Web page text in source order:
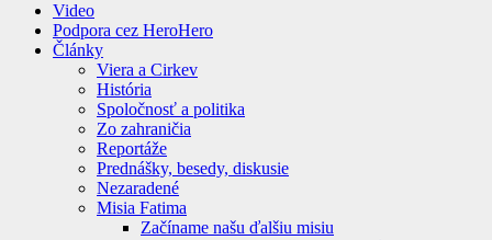
Video
Podpora cez HeroHero
Články
Viera a Cirkev
História
Spoločnosť a politika
Zo zahraničia
Reportáže
Prednášky, besedy, diskusie
Nezaradené
Misia Fatima
Začíname našu ďalšiu misiu